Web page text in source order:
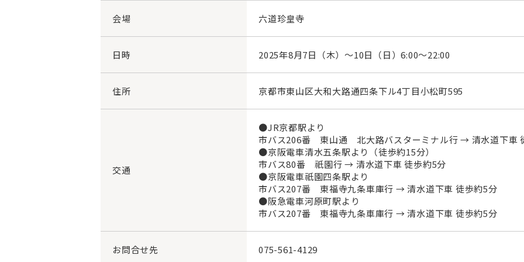
会場 六道珍皇寺
日時 2025年8月7日（木）～10日（日）6:00～22:00
住所 京都市東山区大和大路通四条下ル4丁目小松町595
交通
●JR京都駅より
市バス206番 東山通 北大路バスターミナル行 → 清水道下車
●京阪電車清水五条駅より（徒歩約15分）
市バス80番 祇園行 → 清水道下車 徒歩約5分
●京阪電車祇園四条駅より
市バス207番 東福寺九条車庫行 → 清水道下車 徒歩約5分
●阪急電車河原町駅より
市バス207番 東福寺九条車庫行 → 清水道下車 徒歩約5分
お問合せ先 075-561-4129